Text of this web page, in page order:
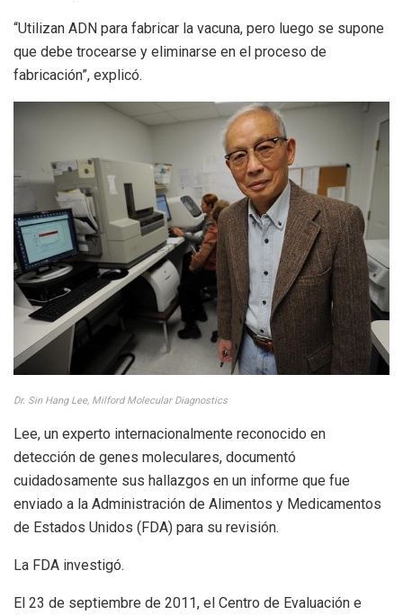
“Utilizan ADN para fabricar la vacuna, pero luego se supone
que debe trocearse y eliminarse en el proceso de
fabricación”, explicó.
Dr. Sin Hang Lee, Milford Molecular Diagnostics
Lee, un experto internacionalmente reconocido en
detección de genes moleculares, documentó
cuidadosamente sus hallazgos en un informe que fue
enviado a la Administración de Alimentos y Medicamentos
de Estados Unidos (FDA) para su revisión.
La FDA investigó.
El 23 de septiembre de 2011, el Centro de Evaluación e